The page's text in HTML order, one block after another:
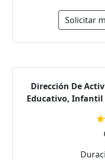
Solicitar
Dirección De
Educativo, Infantil